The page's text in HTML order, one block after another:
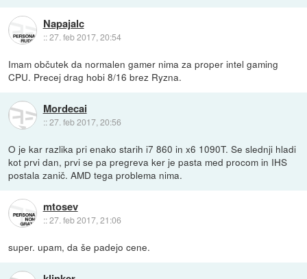
Napajalc
::27. feb 2017, 20:54
Imam občutek da normalen gamer nima za proper intel gaming
CPU. Precej drag hobi 8/16 brez Ryzna.
Mordecai
::27. feb 2017, 20:56
O je kar razlika pri enako starih i7 860 in x6 1090T. Se slednji hladi
kot prvi dan, prvi se pa pregreva ker je pasta med procom in IHS
postala zanič. AMD tega problema nima.
mtosev
::27. feb 2017, 21:06
super. upam, da še padejo cene.